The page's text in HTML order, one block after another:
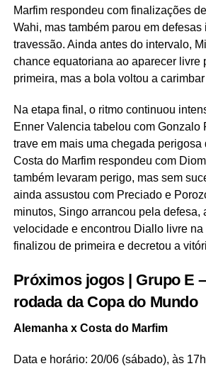
Marfim respondeu com finalizações
Wahi, mas também parou em defesas
travessão. Ainda antes do intervalo,
chance equatoriana ao aparecer livre
primeira, mas a bola voltou a
Na etapa final, o ritmo continuou
Enner Valencia tabelou com Gonzalo
trave em mais uma chegada perigosa
Costa do Marfim respondeu com
também levaram perigo, mas sem
ainda assustou com Preciado e
minutos, Singo arrancou pela defesa,
velocidade e encontrou Diallo livre na
finalizou de primeira e decretou a
Próximos jogos | Grupo E
rodada da Copa do Mundo
Alemanha x Costa do Marfim
Data e horário: 20/06 (sábado), às